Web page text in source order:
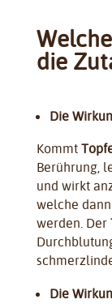
die
Die
Kommt
Berührung,
und wirkt
welche
werden. Der
Die